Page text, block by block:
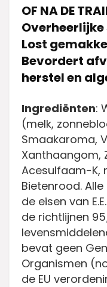
OF NA DE
Lost
Bevordert
herstel en
Ingrediënten:
(melk,
Smaakaroma,
Xanthaangom,
Acesulfaam-K,
Bietenrood.
de eisen van
de richtlijnen
bevat geen
Organismen
de EU